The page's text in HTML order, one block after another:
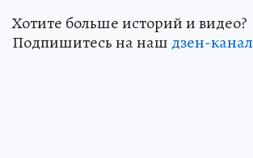
Хотите больше историй и видео?
Подпишитесь на наш дзен-канал